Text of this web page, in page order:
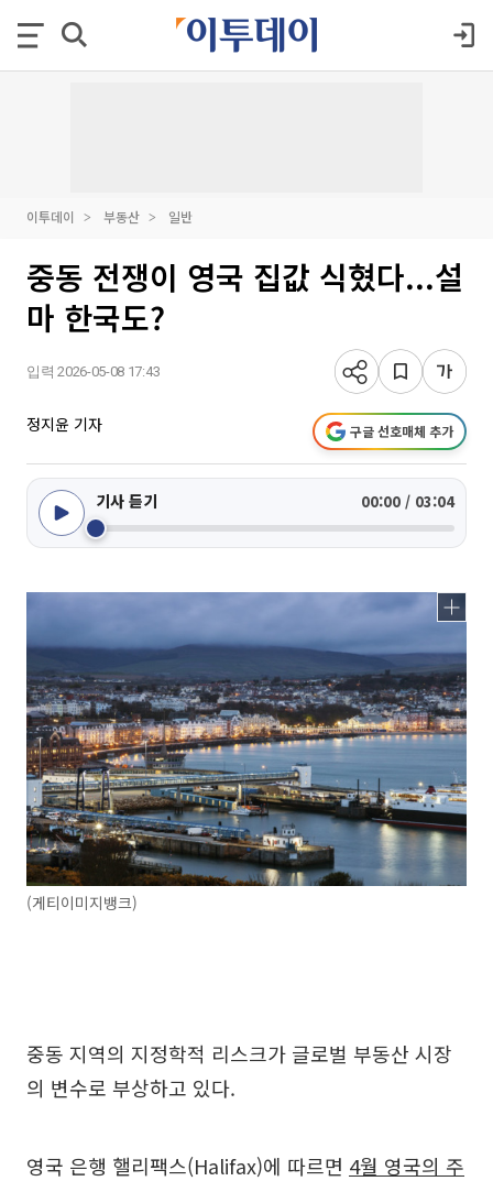
이투데이 부동산 일반
중동 전쟁이 영국 집값 식혔다...설
마 한국도?
입력 2026-05-08 17:43
정지윤 기자 구글 선호매체 추가
기사 듣기 00:00 / 03:04
(게티이미지뱅크)
중동 지역의 지정학적 리스크가 글로벌 부동산 시장
의 변수로 부상하고 있다.
영국 은행 핼리팩스(Halifax)에 따르면 4월 영국의 주